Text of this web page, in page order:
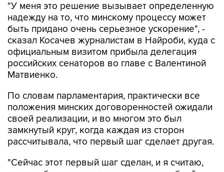
"У меня это решение вызывает определенную
надежду на то, что минскому процессу может
быть придано очень серьезное ускорение", -
сказал Косачев журналистам в Найроби, куда с
официальным визитом прибыла делегация
российских сенаторов во главе с Валентиной
Матвиенко.
По словам парламентария, практически все
положения минских договоренностей ожидали
своей реализации, и во многом это был
замкнутый круг, когда каждая из сторон
рассчитывала, что первый шаг сделает другая.
"Сейчас этот первый шаг сделан, и я считаю,